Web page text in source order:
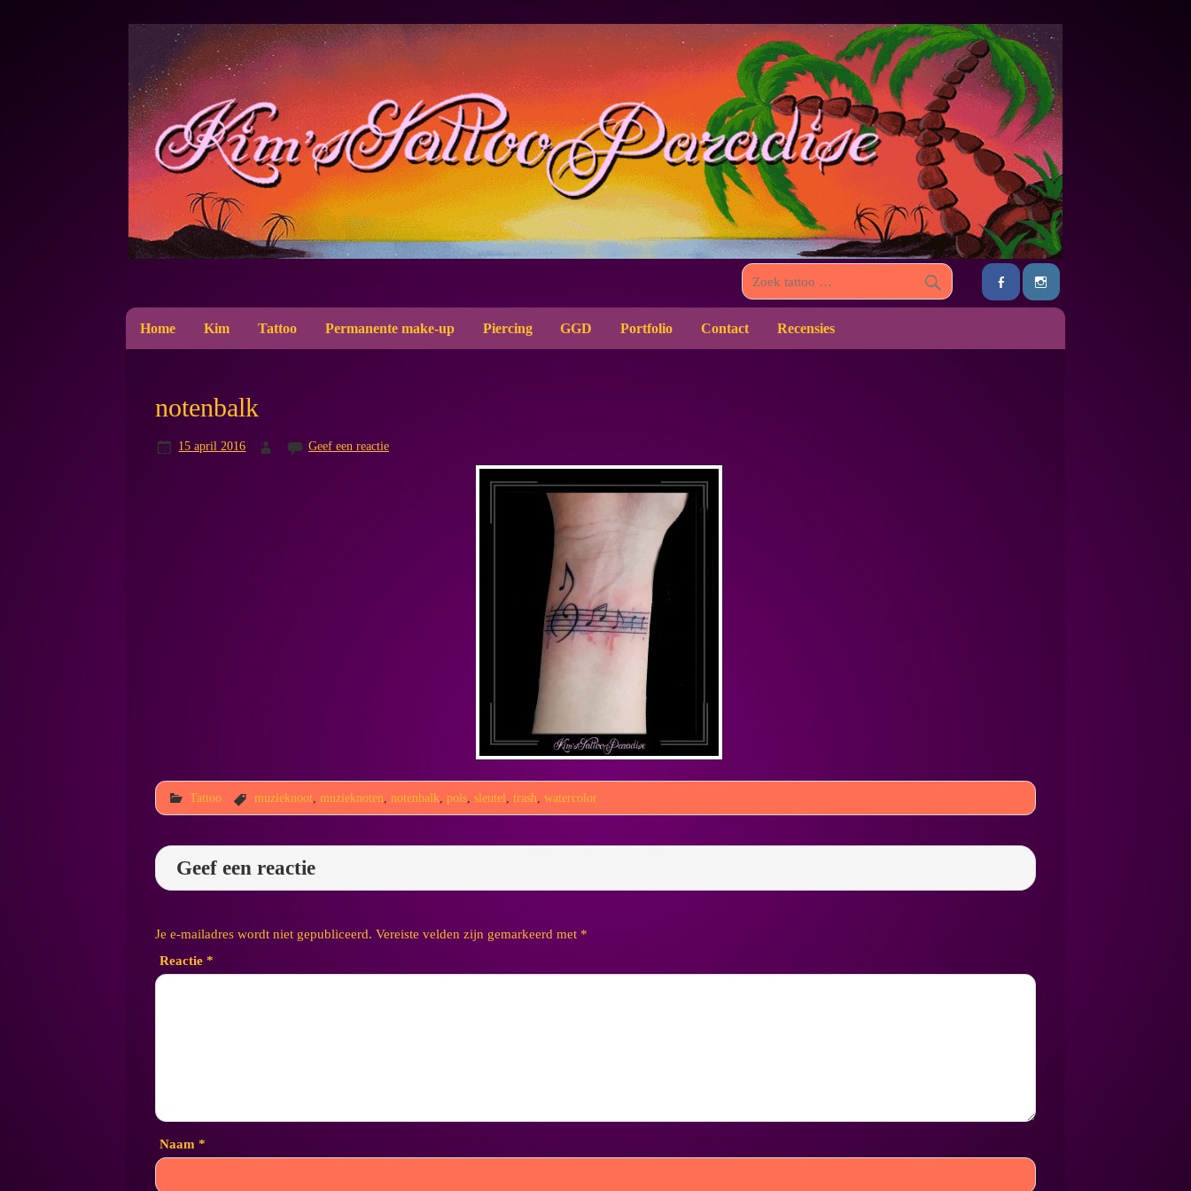
Home Kim Tattoo Permanente make-up Piercing GGD Portfolio Contact Recensies
notenbalk
15 april 2016 Geef een reactie
Tattoo muzieknoot muzieknoten notenbalk pols ,sleutel ,trash ,watercolor
Geef een reactie
Je e-mailadres wordt niet gepubliceerd. Vereiste velden zijn gemarkeerd met *
Reactie *
Naam *